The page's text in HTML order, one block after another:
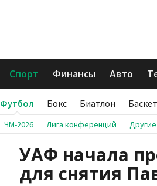
Спорт Финансы Авто
Футбол Бокс Биатлон
ЧМ-2026 Лига конференций
УАФ начала
для снятия